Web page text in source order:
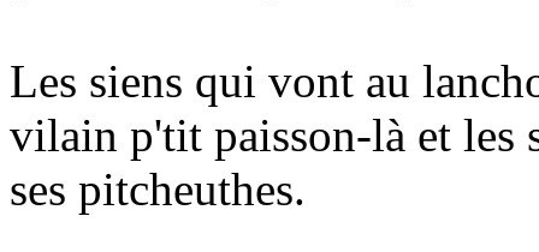
Les siens qui vont au
vilain p'tit paisson-là et les
ses pitcheuthes.